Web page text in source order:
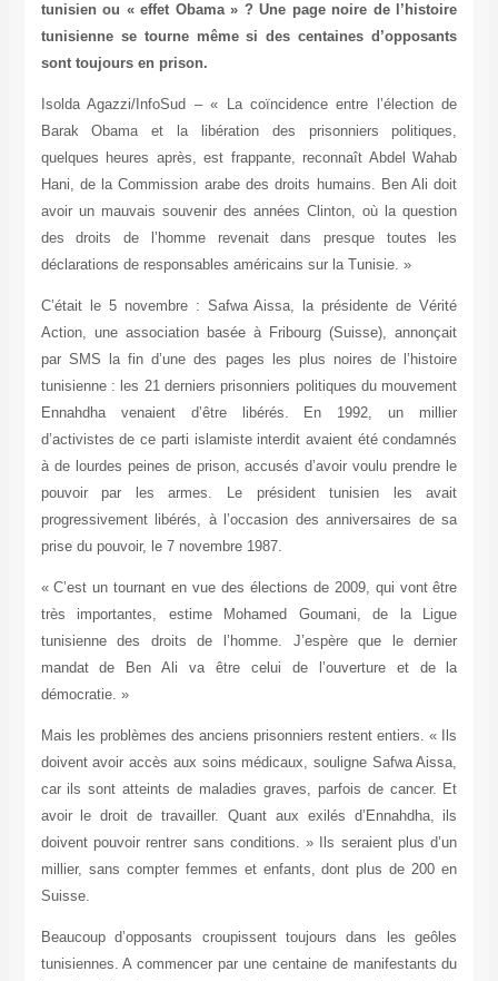
tunisien ou « effet Obama » ? Une page noire de l’histoire
tunisienne se tourne même si des centaines d’opposants
sont toujours en prison.
Isolda Agazzi/InfoSud – « La coïncidence entre l’élection de
Barak Obama et la libération des prisonniers politiques,
quelques heures après, est frappante, reconnaît Abdel Wahab
Hani, de la Commission arabe des droits humains. Ben Ali doit
avoir un mauvais souvenir des années Clinton, où la question
des droits de l’homme revenait dans presque toutes les
déclarations de responsables américains sur la Tunisie. »
C’était le 5 novembre : Safwa Aissa, la présidente de Vérité
Action, une association basée à Fribourg (Suisse), annonçait
par SMS la fin d’une des pages les plus noires de l’histoire
tunisienne : les 21 derniers prisonniers politiques du mouvement
Ennahdha venaient d’être libérés. En 1992, un millier
d’activistes de ce parti islamiste interdit avaient été condamnés
à de lourdes peines de prison, accusés d’avoir voulu prendre le
pouvoir par les armes. Le président tunisien les avait
progressivement libérés, à l’occasion des anniversaires de sa
prise du pouvoir, le 7 novembre 1987.
« C’est un tournant en vue des élections de 2009, qui vont être
très importantes, estime Mohamed Goumani, de la Ligue
tunisienne des droits de l’homme. J’espère que le dernier
mandat de Ben Ali va être celui de l’ouverture et de la
démocratie. »
Mais les problèmes des anciens prisonniers restent entiers. « Ils
doivent avoir accès aux soins médicaux, souligne Safwa Aissa,
car ils sont atteints de maladies graves, parfois de cancer. Et
avoir le droit de travailler. Quant aux exilés d’Ennahdha, ils
doivent pouvoir rentrer sans conditions. » Ils seraient plus d’un
millier, sans compter femmes et enfants, dont plus de 200 en
Suisse.
Beaucoup d’opposants croupissent toujours dans les geôles
tunisiennes. A commencer par une centaine de manifestants du